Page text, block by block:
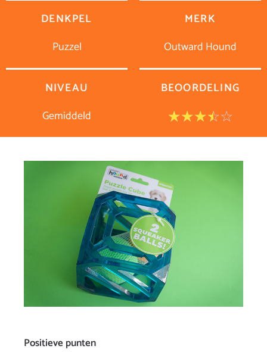
DENKPEL
Puzzel
MERK
Outward Hound
NIVEAU
Gemiddeld
BEOORDELING
☆☆☆☆☆
3.5
Positieve punten